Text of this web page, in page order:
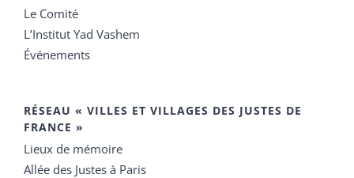
Le Comité
L’Institut Yad Vashem
Événements
RÉSEAU « VILLES ET VILLAGES DES JUSTES DE
FRANCE »
Lieux de mémoire
Allée des Justes à Paris